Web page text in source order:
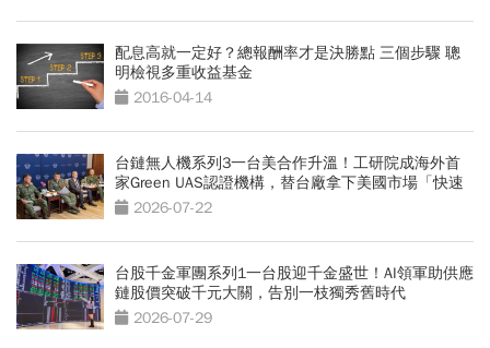
配息高就一定好？總報酬率才是決勝點 三個步驟 聰
明檢視多重收益基金
2016-04-14
台鏈無人機系列3一台美合作升溫！工研院成海外首
家Green UAS認證機構，替台廠拿下美國市場「快速
通關」
2026-07-22
台股千金軍團系列1一台股迎千金盛世！AI領軍助供應
鏈股價突破千元大關，告別一枝獨秀舊時代
2026-07-29